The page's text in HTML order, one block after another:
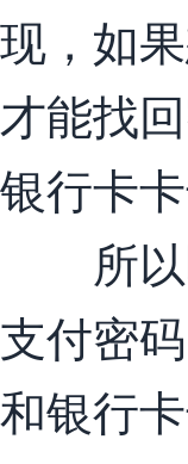
现，如
才能找
银行卡
所以
支付密
和银行